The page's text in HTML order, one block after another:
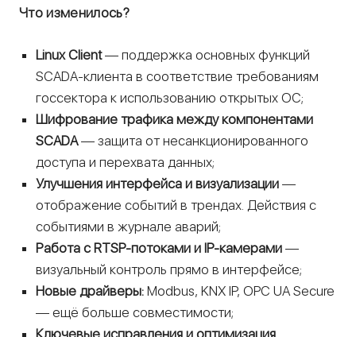
Что изменилось?
Linux Client— поддержка основных функций
SCADA-клиента в соответствие требованиям
госсектора к использованию открытых ОС;
Шифрование трафика между компонентами
SCADA— защита от несанкционированного
доступа и перехвата данных;
Улучшения интерфейса и визуализации —
отображение событий в трендах. Действия с
событиями в журнале аварий;
Работа с RTSP-потоками и IP-камерами —
визуальный контроль прямо в интерфейсе;
Новые драйверы: Modbus, KNX IP, OPC UA Secure
— ещё больше совместимости;
Ключевые исправления и оптимизация.